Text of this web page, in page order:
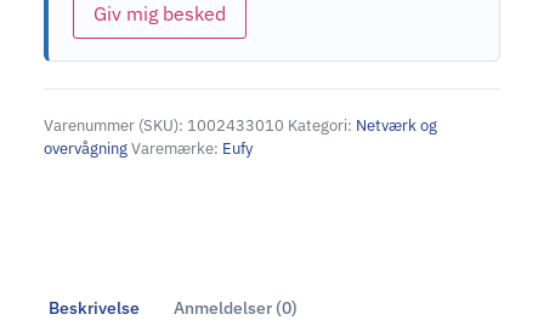
Giv mig besked
Varenummer (SKU): 1002433010 Kategori: Netværk og
overvågningVaremærke: Eufy
Beskrivelse Anmeldelser (0)